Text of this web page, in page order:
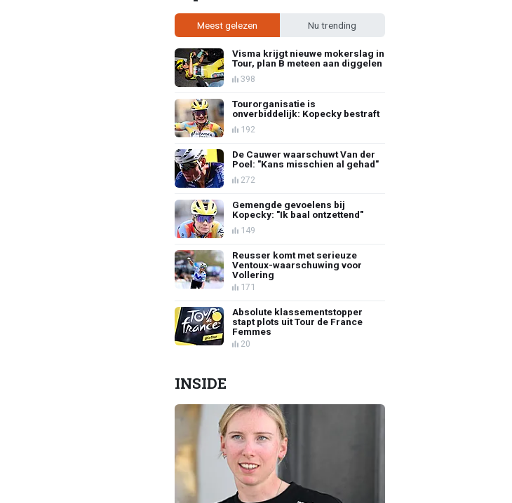
Meest gelezen Nu trending
Visma krijgt nieuwe mokerslag in
Tour, plan B meteen aan diggelen
398
Tourorganisatie is
onverbiddelijk: Kopecky bestraft
192
De Cauwer waarschuwt Van der
Poel: "Kans misschien al gehad"
272
Gemengde gevoelens bij
Kopecky: "Ik baal ontzettend"
149
Reusser komt met serieuze
Ventoux-waarschuwing voor
Vollering
171
Absolute klassementstopper
stapt plots uit Tour de France
Femmes
20
INSIDE